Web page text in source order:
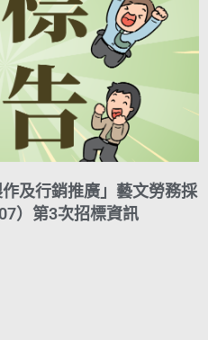
作及行銷推廣」藝文勞務採
）第3次招標資訊